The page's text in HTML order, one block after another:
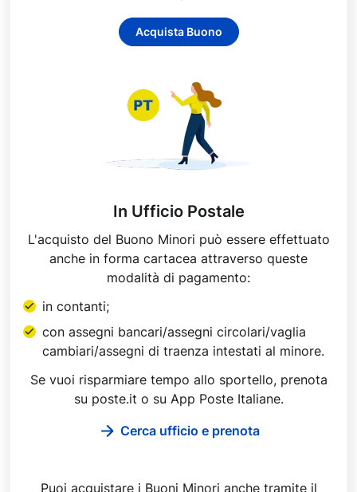
Acquista Buono
In Ufficio Postale
L'acquisto del Buono Minori può essere effettuato
anche in forma cartacea attraverso queste
modalità di pagamento:
in contanti;
con assegni bancari/assegni circolari/vaglia
cambiari/assegni di traenza intestati al minore.
Se vuoi risparmiare tempo allo sportello, prenota
su poste.it o su App Poste Italiane.
Cerca ufficio e prenota
Puoi acquistare i Buoni Minori anche tramite il